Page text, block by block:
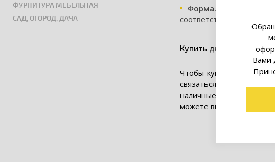
ФУРНИТУРА МЕБЕЛЬНАЯ
САД, ОГОРОД, ДАЧА
Форма. Хомуты
соответственно,
Купить дюбель-хомут
Чтобы купить дюбель-
связаться с нашим
наличные деньги и
можете выбрать услугу
Вами